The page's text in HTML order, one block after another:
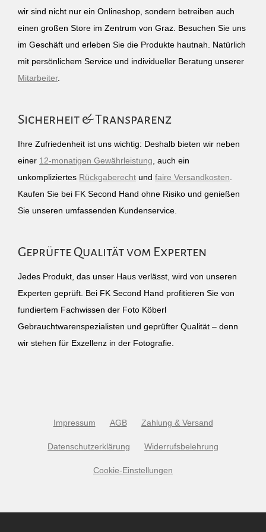
wir sind nicht nur ein Onlineshop, sondern betreiben auch
einen großen Store im Zentrum von Graz. Besuchen Sie uns
im Geschäft und erleben Sie die Produkte hautnah. Natürlich
mit persönlichem Service und individueller Beratung unserer
Mitarbeiter.
Sicherheit & Transparenz
Ihre Zufriedenheit ist uns wichtig: Deshalb bieten wir neben
einer 12-monatigen Gewährleistung , auch ein
unkompliziertes Rückgaberecht und faire Versandkosten
Kaufen Sie bei FK Second Hand ohne Risiko und genießen
Sie unseren umfassenden Kundenservice.
Geprüfte Qualität vom Experten
Jedes Produkt, das unser Haus verlässt, wird von unseren
Experten geprüft. Bei FK Second Hand profitieren Sie von
fundiertem Fachwissen der Foto Köberl
Gebrauchtwarenspezialisten und geprüfter Qualität – denn
wir stehen für Exzellenz in der Fotografie.
Impressum AGB Zahlung & Versand
Datenschutzerklärung Widerrufsbelehrung
Cookie-Einstellungen